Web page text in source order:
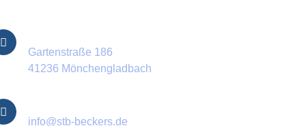
Gartenstraße 186
41236 Mönchengladbach
info@stb-beckers.de